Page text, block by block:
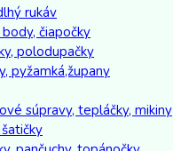
rukáv
čiapočky
polodupačky
pyžamká,župany
súpravy, tepláčky, mikiny